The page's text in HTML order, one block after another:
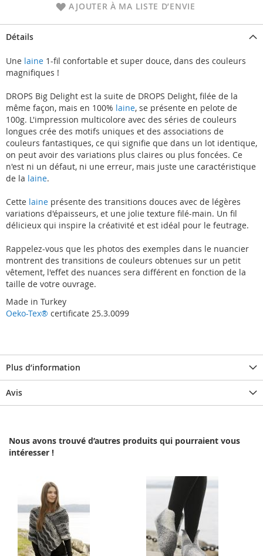
AJOUTER À MA LISTE D’ENVIE
Détails
Une laine 1-fil confortable et super douce, dans des couleurs
magnifiques !
DROPS Big Delight est la suite de DROPS Delight, filée de la
même façon, mais en 100% laine, se présente en pelote de
100g. L'impression multicolore avec des séries de couleurs
longues crée des motifs uniques et des associations de
couleurs fantastiques, ce qui signifie que dans un lot identique,
on peut avoir des variations plus claires ou plus foncées. Ce
n'est ni un défaut, ni une erreur, mais juste une caractéristique
de la laine.
Cette laine présente des transitions douces avec de légères
variations d'épaisseurs, et une jolie texture filé-main. Un fil
délicieux qui inspire la créativité et est idéal pour le feutrage.
Rappelez-vous que les photos des exemples dans le nuancier
montrent des transitions de couleurs obtenues sur un petit
vêtement, l'effet des nuances sera différent en fonction de la
taille de votre ouvrage.
Made in Turkey
Oeko-Tex® certificate 25.3.0099
Plus d’information
Avis
Nous avons trouvé d’autres produits qui pourraient vous
intéresser !